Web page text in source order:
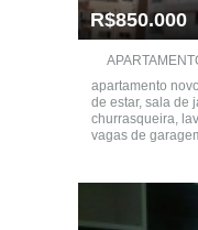
R$850.000
apartamento
de estar, sala de
churrasqueira,
vagas de